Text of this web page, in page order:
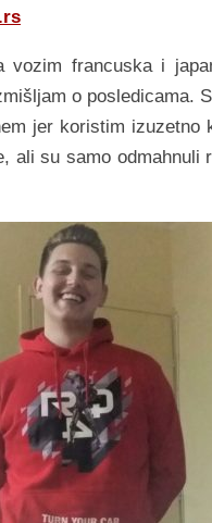
francuska i
o posledicama.
jer koristim izuzetno
su samo odmahnuli